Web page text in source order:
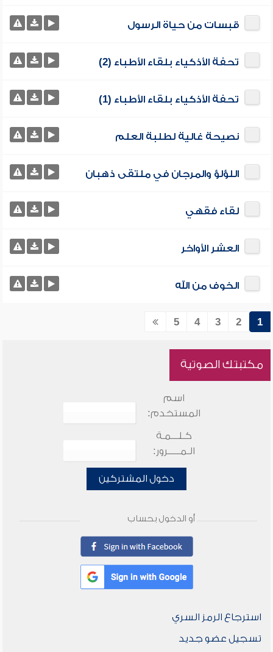
قبسات من حياة الرسول
تحفة الأذكياء بلقاء الأطباء (2)
تحفة الأذكياء بلقاء الأطباء (1)
نصيحة غالية لطلبة العلم
اللؤلؤ والمرجان في ملتقى ذهبان
لقاء فقهي
العشر الأواخر
الخوف من الله
1
2
3
4
5
مكتبتك الصوتية
اسم
المستخدم:
كـلـــمـة
الـمـــــرور:
دخول المشتركين
أو الدخول بحساب
استرجاع الرمز السري
تسجيل عضو جديد